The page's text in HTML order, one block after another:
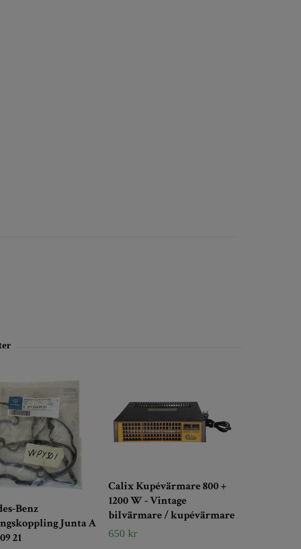
Benz
Junta A
21
Calix Kupévärmare 800 +
1200 W - Vintage
bilvärmare / kupévärmare
650 kr